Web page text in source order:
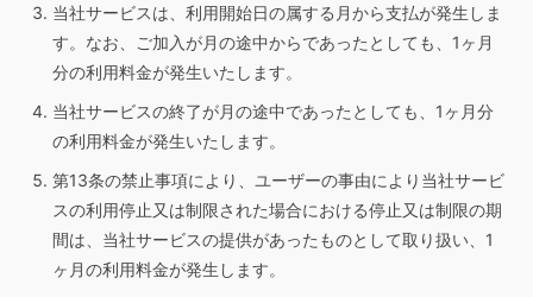
当社サービスは、利用開始日の属する月から支払が発生しま
す。なお、ご加入が月の途中からであったとしても、1ヶ月
分の利用料金が発生いたします。
当社サービスの終了が月の途中であったとしても、1ヶ月分
の利用料金が発生いたします。
第13条の禁止事項により、ユーザーの事由により当社サービ
スの利用停止又は制限された場合における停止又は制限の期
間は、当社サービスの提供があったものとして取り扱い、1
ヶ月の利用料金が発生します。